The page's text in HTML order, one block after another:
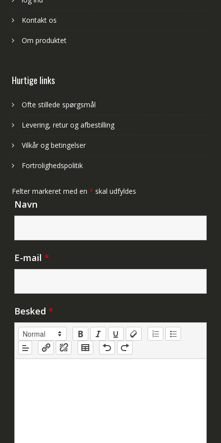
Kontakt os
Om produktet
Hurtige links
Ofte stillede spørgsmål
Levering, retur og afbestilling
Vilkår og betingelser
Fortrolighedspolitik
Felter markeret med en * skal udfyldes
Navn
E-mail *
Besked *